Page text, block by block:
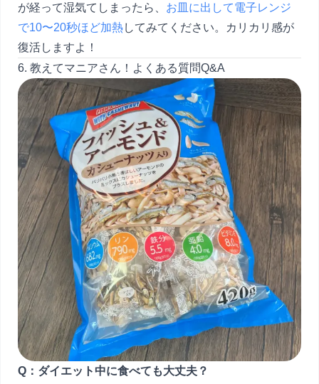
が経って湿気てしまったら、 お皿に出して電子レンジ
で10〜20秒ほど加熱してみてください。カリカリ感が
復活しますよ！
6. 教えてマニアさん！よくある質問Q&A
Q：ダイエット中に食べても大丈夫？